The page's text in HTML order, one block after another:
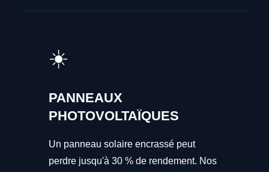
☀️
PANNEAUX
PHOTOVOLTAÏQUES
Un panneau solaire encrassé peut
perdre jusqu'à 30 % de rendement. Nos